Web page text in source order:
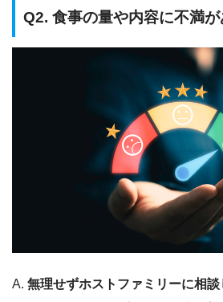
Q2. 食事の量や内容に不満が
A. 無理せずホストファミリーに相談